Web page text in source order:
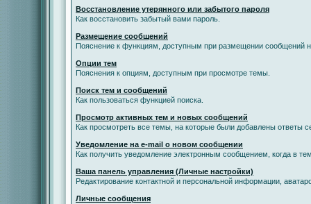
Восстановление утерянного или забытого пароля
Как восстановить забытый вами пароль.
Размещение сообщений
Пояснение к функциям, доступным при размещении сообщений
Опции тем
Пояснения к опциям, доступным при просмотре темы.
Поиск тем и сообщений
Как пользоваться функцией поиска.
Просмотр активных тем и новых сообщений
Как просмотреть все темы, на которые были добавлены ответы
Уведомление на е-mail о новом сообщении
Как получить уведомление электронным сообщением, когда в
Ваша панель управления (Личные настройки)
Редактирование контактной и персональной информации,
Личные сообщения